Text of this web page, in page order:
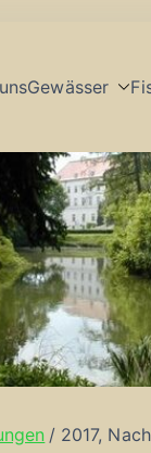
Gewässer
2017,